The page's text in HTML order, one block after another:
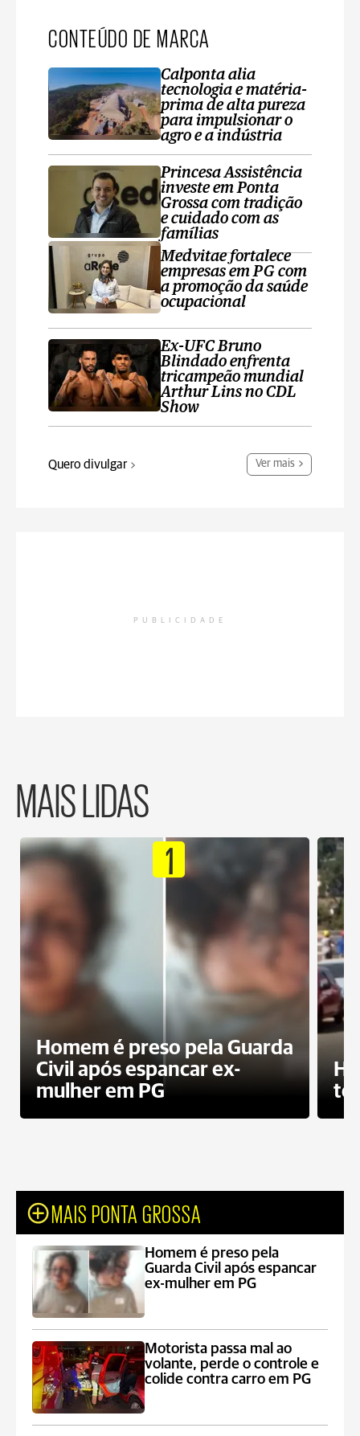
CONTEÚDO DE MARCA
Calponta alia
tecnologia e matéria-
prima de alta pureza
para impulsionar o
agro e a indústria
Princesa Assistência
investe em Ponta
Grossa com tradição
e cuidado com as
famílias
Medvitae fortalece
empresas em PG com
a promoção da saúde
ocupacional
Ex-UFC Bruno
Blindado enfrenta
tricampeão mundial
Arthur Lins no CDL
Show
Quero divulgar Ver mais
PUBLICIDADE
MAIS LIDAS
1
Homem é preso pela Guarda
Civil após espancar ex-
mulher em PG
MAIS PONTA GROSSA
Homem é preso pela
Guarda Civil após espancar
ex-mulher em PG
Motorista passa mal ao
volante, perde o controle e
colide contra carro em PG